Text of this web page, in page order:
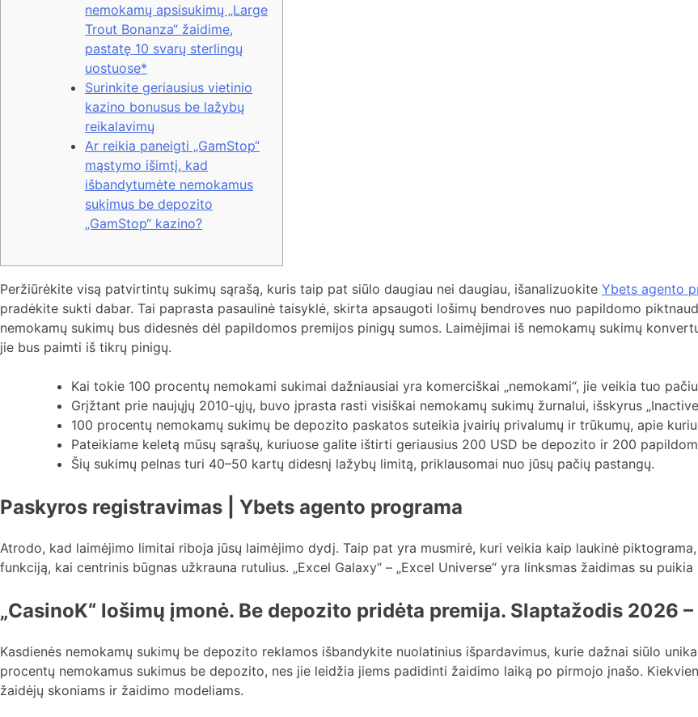
nemokamų apsisukimų „Large
Trout Bonanza“ žaidime,
pastatę 10 svarų sterlingų
uostuose*
Surinkite geriausius vietinio
kazino bonusus be lažybų
reikalavimų
Ar reikia paneigti „GamStop“
mąstymo išimtį, kad
išbandytumėte nemokamus
sukimus be depozito
„GamStop“ kazino?
Peržiūrėkite visą patvirtintų sukimų sąrašą, kuris taip pat siūlo daugiau nei daugiau, išanalizuokite Ybets agento
pradėkite sukti dabar. Tai paprasta pasaulinė taisyklė, skirta apsaugoti lošimų bendroves nuo papildomo
nemokamų sukimų bus didesnės dėl papildomos premijos pinigų sumos. Laimėjimai iš nemokamų sukimų
jie bus paimti iš tikrų pinigų.
Kai tokie 100 procentų nemokami sukimai dažniausiai yra komerciškai „nemokami“, jie veikia tuo
Grįžtant prie naujųjų 2010-ųjų, buvo įprasta rasti visiškai nemokamų sukimų žurnalui, išskyrus
100 procentų nemokamų sukimų be depozito paskatos suteikia įvairių privalumų ir trūkumų, apie
Pateikiame keletą mūsų sąrašų, kuriuose galite ištirti geriausius 200 USD be depozito ir 200
Šių sukimų pelnas turi 40–50 kartų didesnį lažybų limitą, priklausomai nuo jūsų pačių pastangų.
Paskyros registravimas | Ybets agento programa
Atrodo, kad laimėjimo limitai riboja jūsų laimėjimo dydį. Taip pat yra musmirė, kuri veikia kaip laukinė
funkciją, kai centrinis būgnas užkrauna rutulius. „Excel Galaxy“ – „Excel Universe“ yra linksmas žaidimas su
„CasinoK“ lošimų įmonė. Be depozito pridėta premija. Slaptažodis 2026
Kasdienės nemokamų sukimų be depozito reklamos išbandykite nuolatinius išpardavimus, kurie dažnai siūlo
procentų nemokamus sukimus be depozito, nes jie leidžia jiems padidinti žaidimo laiką po pirmojo įnašo.
žaidėjų skoniams ir žaidimo modeliams.